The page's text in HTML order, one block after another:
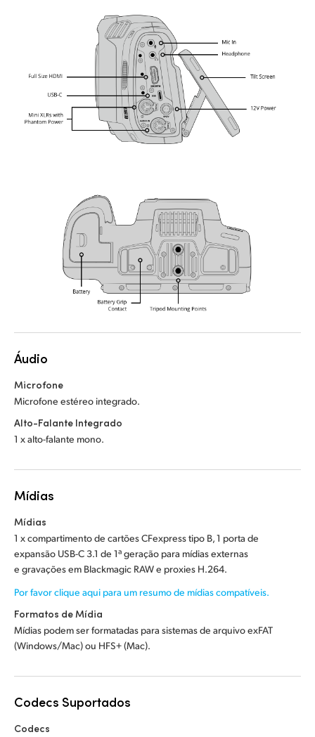
Áudio
Microfone
Microfone estéreo integrado.
Alto-Falante Integrado
1 x alto-falante mono.
Mídias
Mídias
1 x compartimento de cartões CFexpress tipo B, 1 porta de
expansão USB-C 3.1 de 1ª geração para mídias externas
e gravações em Blackmagic RAW e proxies H.264.
Por favor clique aqui para um resumo de mídias compatíveis.
Formatos de Mídia
Mídias podem ser formatadas para sistemas de arquivo exFAT
(Windows/Mac) ou HFS+ (Mac).
Codecs Suportados
Codecs